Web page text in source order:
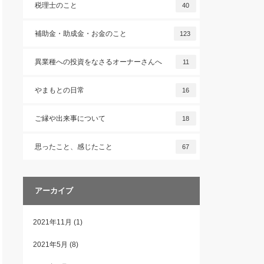
税理士のこと 40
補助金・助成金・お金のこと 123
異業種への投資をなさるオーナーさんへ 11
やまもとの日常 16
ご縁や出来事について 18
思ったこと、感じたこと 67
アーカイブ
2021年11月 (1)
2021年5月 (8)